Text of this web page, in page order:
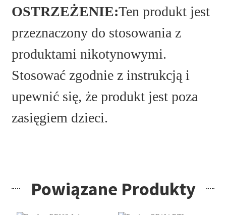
OSTRZEŻENIE:Ten produkt jest
przeznaczony do stosowania z
produktami nikotynowymi.
Stosować zgodnie z instrukcją i
upewnić się, że produkt jest poza
zasięgiem dzieci.
Powiązane Produkty